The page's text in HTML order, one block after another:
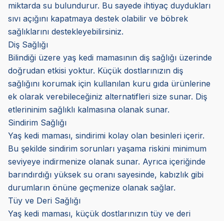
miktarda su bulundurur. Bu sayede ihtiyaç duydukları
sıvı açığını kapatmaya destek olabilir ve böbrek
sağlıklarını destekleyebilirsiniz.
Diş Sağlığı
Bilindiği üzere yaş kedi mamasının diş sağlığı üzerinde
doğrudan etkisi yoktur. Küçük dostlarınızın diş
sağlığını korumak için kullanılan kuru gıda ürünlerine
ek olarak verebileceğiniz alternatifleri size sunar. Diş
etlerininim sağlıklı kalmasına olanak sunar.
Sindirim Sağlığı
Yaş kedi maması, sindirimi kolay olan besinleri içerir.
Bu şekilde sindirim sorunları yaşama riskini minimum
seviyeye indirmenize olanak sunar. Ayrıca içeriğinde
barındırdığı yüksek su oranı sayesinde, kabızlık gibi
durumların önüne geçmenize olanak sağlar.
Tüy ve Deri Sağlığı
Yaş kedi maması, küçük dostlarınızın tüy ve deri